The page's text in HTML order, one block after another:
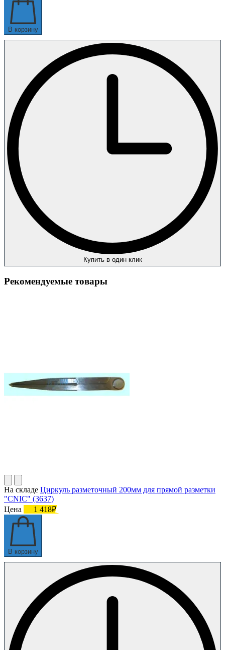
В корзину
Купить в один клик
Рекомендуемые товары
На складе Циркуль разметочный 200мм для прямой разметки
"CNIC" (3637)
Цена
1 418₽
В корзину